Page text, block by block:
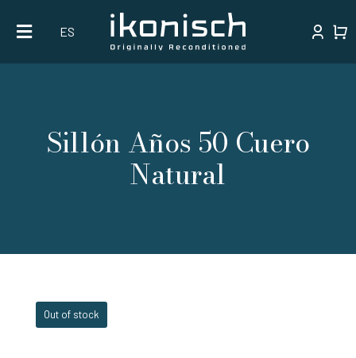
content
ES
Sillón Años 50 Cuero
Natural
Out of stock